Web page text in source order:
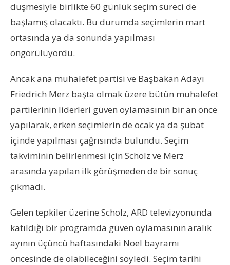
düşmesiyle birlikte 60 günlük seçim süreci de
başlamış olacaktı. Bu durumda seçimlerin mart
ortasında ya da sonunda yapılması
öngörülüyordu.
Ancak ana muhalefet partisi ve Başbakan Adayı
Friedrich Merz başta olmak üzere bütün muhalefet
partilerinin liderleri güven oylamasının bir an önce
yapılarak, erken seçimlerin de ocak ya da şubat
içinde yapılması çağrısında bulundu. Seçim
takviminin belirlenmesi için Scholz ve Merz
arasında yapılan ilk görüşmeden de bir sonuç
çıkmadı.
Gelen tepkiler üzerine Scholz, ARD televizyonunda
katıldığı bir programda güven oylamasının aralık
ayının üçüncü haftasındaki Noel bayramı
öncesinde de olabileceğini söyledi. Seçim tarihi